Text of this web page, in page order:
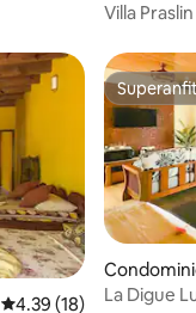
Villa
Calificación promedio:
4.39 (18)
La Digue